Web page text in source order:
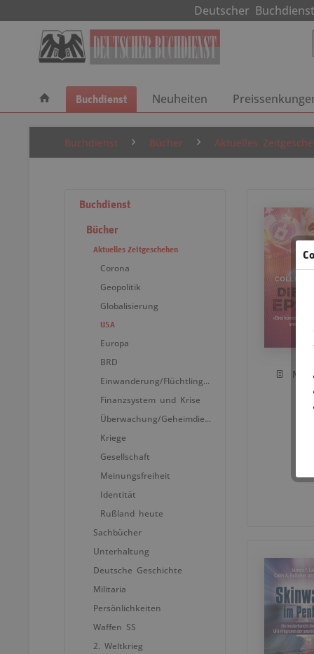
Deutscher
Buchdienst Neuheiten
Buchdienst Bücher Aktuelles
Buchdienst
Bücher
Aktuelles Zeitgeschehen
Corona
Geopolitik
Globalisierung
USA
Europa
BRD
Finanzsystem und Krise
Kriege
Gesellschaft
Meinungsfreiheit
Identität
Rußland heute
Sachbücher
Unterhaltung
Deutsche Geschichte
Militaria
Persönlichkeiten
Waffen SS
2. Weltkrieg